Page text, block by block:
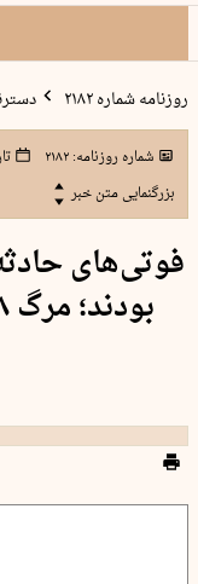
روزنامه شماره ۲۱۸۲
شماره روزنامه:۲۱۸۲
بزرگنمایی متن خبر
فوتی‌های